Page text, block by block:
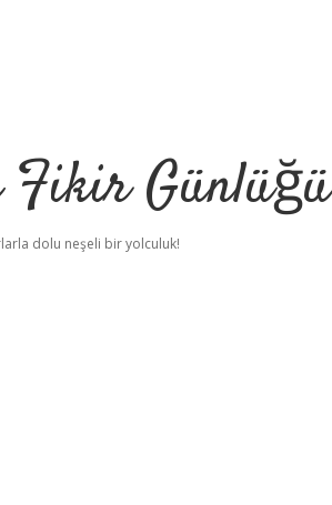
Fikir Günlüğü
dolu neşeli bir yolculuk!